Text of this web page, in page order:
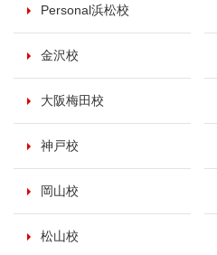
Personal浜松校
金沢校
大阪梅田校
神戸校
岡山校
松山校